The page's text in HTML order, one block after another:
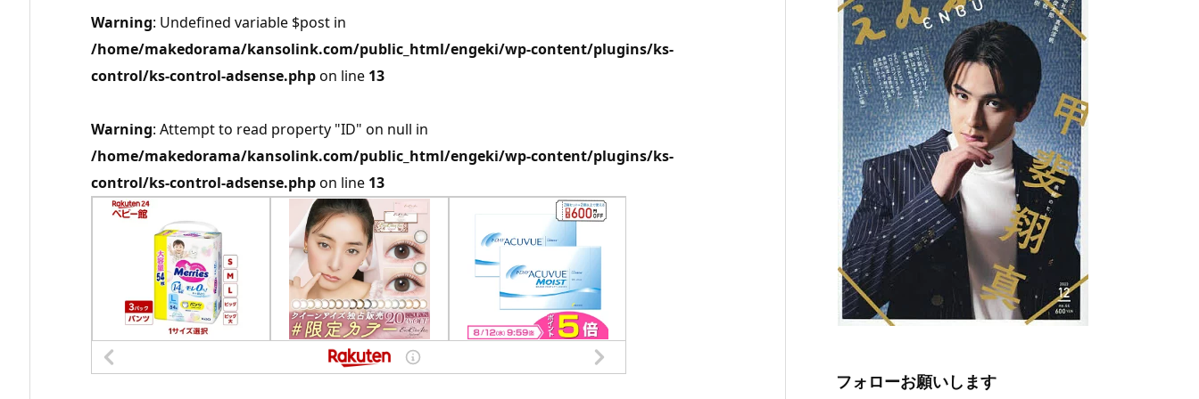
Warning: Undefined variable $post in
/home/makedorama/kansolink.com/public_html/engeki/wp-content/plugins/ks-
control/ks-control-adsense.phpon line 13
Warning: Attempt to read property "ID" on null in
/home/makedorama/kansolink.com/public_html/engeki/wp-content/plugins/ks-
control/ks-control-adsense.phpon line 13
フォローお願いします